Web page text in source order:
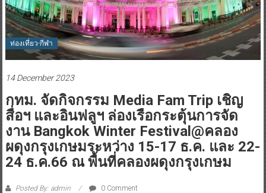
ท่องเที่ยว-กีฬา
14 December 2023
กทม. จัดกิจกรรม Media Fam Trip เชิญ
สื่อฯ และอินฟลูฯ ล่องเรือกระตุ้นการจัด
งาน Bangkok Winter Festival@คลอง
ผดุงกรุงเกษมระหว่าง 15-17 ธ.ค. และ 22-
24 ธ.ค.66 ณ พื้นที่คลองผดุงกรุงเกษม
Posted By: admin 0 Comment